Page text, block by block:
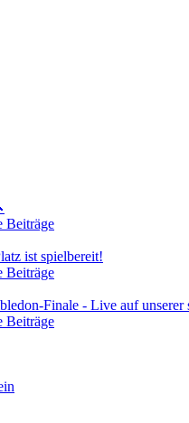
Beiträge
ist spielbereit!
Beiträge
Finale - Live auf unserer
Beiträge